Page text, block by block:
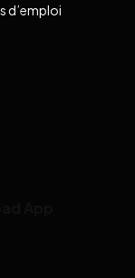
d’emploi